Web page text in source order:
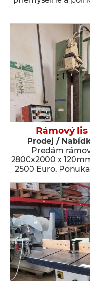
Rámový
Prodej /
Predám
2800x2000 x
2500 Euro.